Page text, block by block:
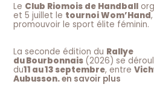
Le Club Riomois de Handball
et 5 juillet le tournoi Wom’Hand
promouvoir le sport élite féminin.
La seconde édition du Rallye
du Bourbonnais (2026) se
du11 au 13 septembre, entre
Aubusson.en savoir plus